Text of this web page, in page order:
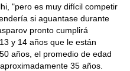
"pero es muy difícil competir
si aguantase durante
pronto cumplirá
y 14 años que le están
años, el promedio de edad
35 años.